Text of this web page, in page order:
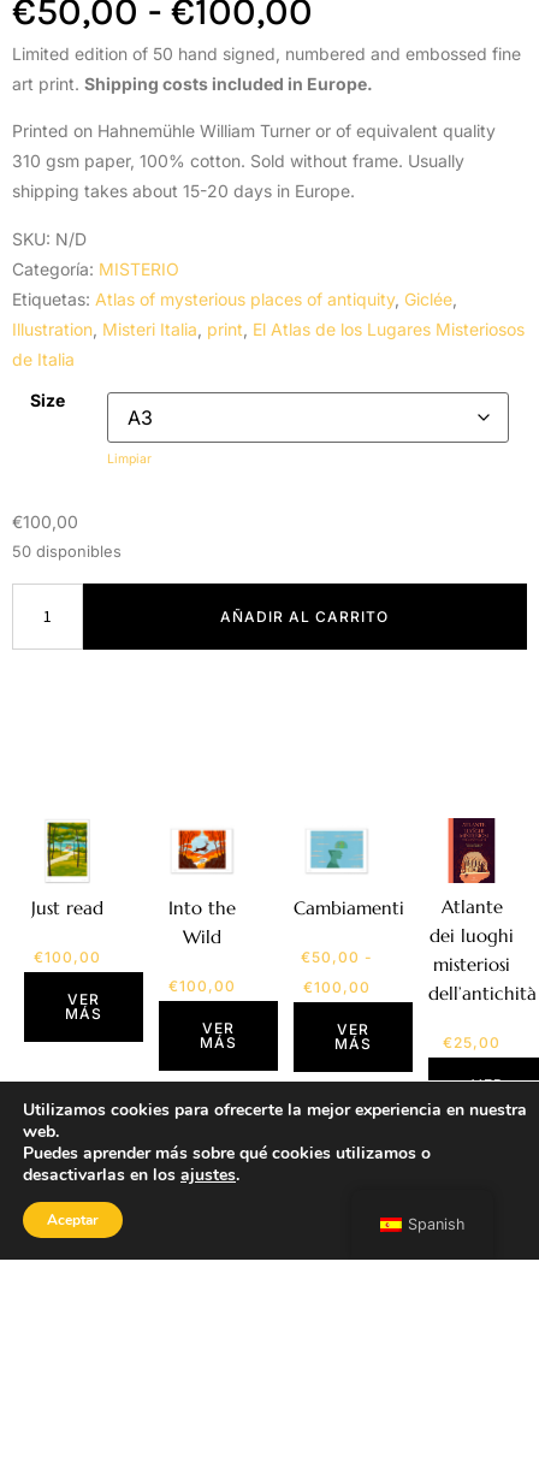
€50,00 - €100,00
Limited edition of 50 hand signed, numbered and embossed fine
art print. Shipping costs included in Europe.
Printed on Hahnemühle William Turner or of equivalent quality
310 gsm paper, 100% cotton. Sold without frame. Usually
shipping takes about 15-20 days in Europe.
SKU: N/D
Categoría: MISTERIO
Etiquetas: Atlas of mysterious places of antiquity, Giclée
Illustration Misteri Italia print El Atlas de los Lugares Misteriosos
de Italia
Size
Limpiar
€100,00
50 disponibles
AÑADIR AL CARRITO
Just read
€100,00
VER
MÁS
Into the
Wild
€100,00
VER
MÁS
Cambiamenti
€50,00 -
€100,00
VER
MÁS
Atlante
dei luoghi
misteriosi
dell’antichità
€25,00
VER
Spanish
Utilizamos cookies para ofrecerte la mejor experiencia en nuestra
web.
Puedes aprender más sobre qué cookies utilizamos o
desactivarlas en los ajustes.
Aceptar